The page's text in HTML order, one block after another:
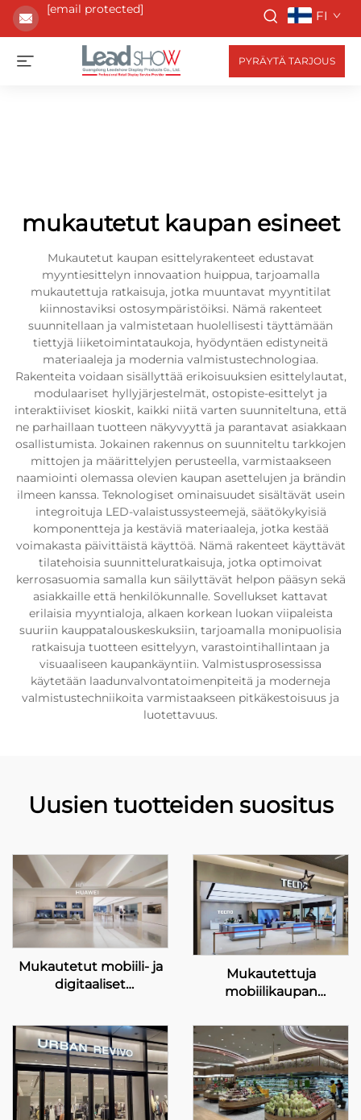
[email protected] FI
PYRÄYTÄ TARJOUS
mukautetut kaupan esineet
Mukautetut kaupan esittelyrakenteet edustavat
myyntiesittelyn innovaation huippua, tarjoamalla
mukautettuja ratkaisuja, jotka muuntavat myyntitilat
kiinnostaviksi ostosympäristöiksi. Nämä rakenteet
suunnitellaan ja valmistetaan huolellisesti täyttämään
tiettyjä liiketoimintataukoja, hyödyntäen edistyneitä
materiaaleja ja modernia valmistustechnologiaa.
Rakenteita voidaan sisällyttää erikoisuuksien esittelylautat,
modulaariset hyllyjärjestelmät, ostopiste-esittelyt ja
interaktiiviset kioskit, kaikki niitä varten suunniteltuna, että
ne parhaillaan tuotteen näkyvyyttä ja parantavat asiakkaan
osallistumista. Jokainen rakennus on suunniteltu tarkkojen
mittojen ja määrittelyjen perusteella, varmistaakseen
naamiointi olemassa olevien kaupan asettelujen ja brändin
ilmeen kanssa. Teknologiset ominaisuudet sisältävät usein
integroituja LED-valaistussysteemejä, säätökykyisiä
komponentteja ja kestäviä materiaaleja, jotka kestää
voimakasta päivittäistä käyttöä. Nämä rakenteet käyttävät
tilatehoisia suunnitteluratkaisuja, jotka optimoivat
kerrosasuomia samalla kun säilyttävät helpon pääsyn sekä
asiakkaille että henkilökunnalle. Sovellukset kattavat
erilaisia myyntialoja, alkaen korkean luokan viipaleista
suuriin kauppatalouskeskuksiin, tarjoamalla monipuolisia
ratkaisuja tuotteen esittelyyn, varastointihallintaan ja
visuaaliseen kaupankäyntiin. Valmistusprosessissa
käytetään laadunvalvontatoimenpiteitä ja moderneja
valmistustechniikoita varmistaakseen pitkäkestoisuus ja
luotettavuus.
Uusien tuotteiden suositus
Mukautetut mobiili- ja
digitaaliset
Mukautettuja
mobiilikaupan
TECNO:lle